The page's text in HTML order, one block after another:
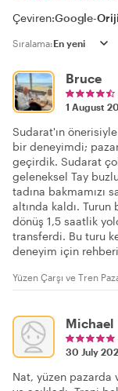
Çeviren:Google-
Sıralama:
Bruce
1 August
Sudarat'ın
bir deneyimdi;
geçirdik. Sudarat
geleneksel Tay
tadına bakmamızı
altında kaldı.
dönüş 1,5 saatlik
transferdi. Bu turu
deneyim için
Yüzen Çarşı ve Tren
Michael
30 July
Nat, yüzen